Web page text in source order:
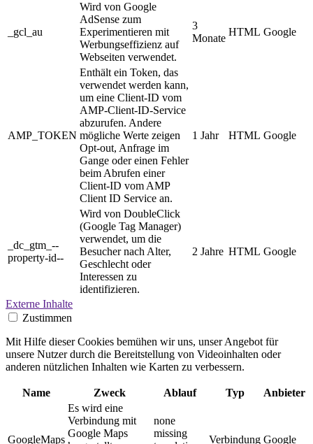
_gcl_au
Wird von Google
AdSense zum
Experimentieren mit
Werbungseffizienz auf
Webseiten verwendet.
3
Monate
HTML Google
AMP_TOKEN
Enthält ein Token, das
verwendet werden kann,
um eine Client-ID vom
AMP-Client-ID-Service
abzurufen. Andere
mögliche Werte zeigen
Opt-out, Anfrage im
Gange oder einen Fehler
beim Abrufen einer
Client-ID vom AMP
Client ID Service an.
1 Jahr HTML Google
_dc_gtm_--
property-id--
Wird von DoubleClick
(Google Tag Manager)
verwendet, um die
Besucher nach Alter,
Geschlecht oder
Interessen zu
identifizieren.
2 Jahre HTML Google
Externe Inhalte
Zustimmen
Mit Hilfe dieser Cookies bemühen wir uns, unser Angebot für
unsere Nutzer durch die Bereitstellung von Videoinhalten oder
anderen nützlichen Inhalten wie Karten zu verbessern.
Name Zweck Ablauf Typ Anbieter
GoogleMaps
Es wird eine
Verbindung mit
Google Maps
none
missing
Verbindung Google